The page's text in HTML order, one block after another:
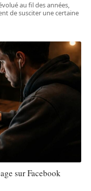
au fil des années,
de susciter une certaine
sur Facebook